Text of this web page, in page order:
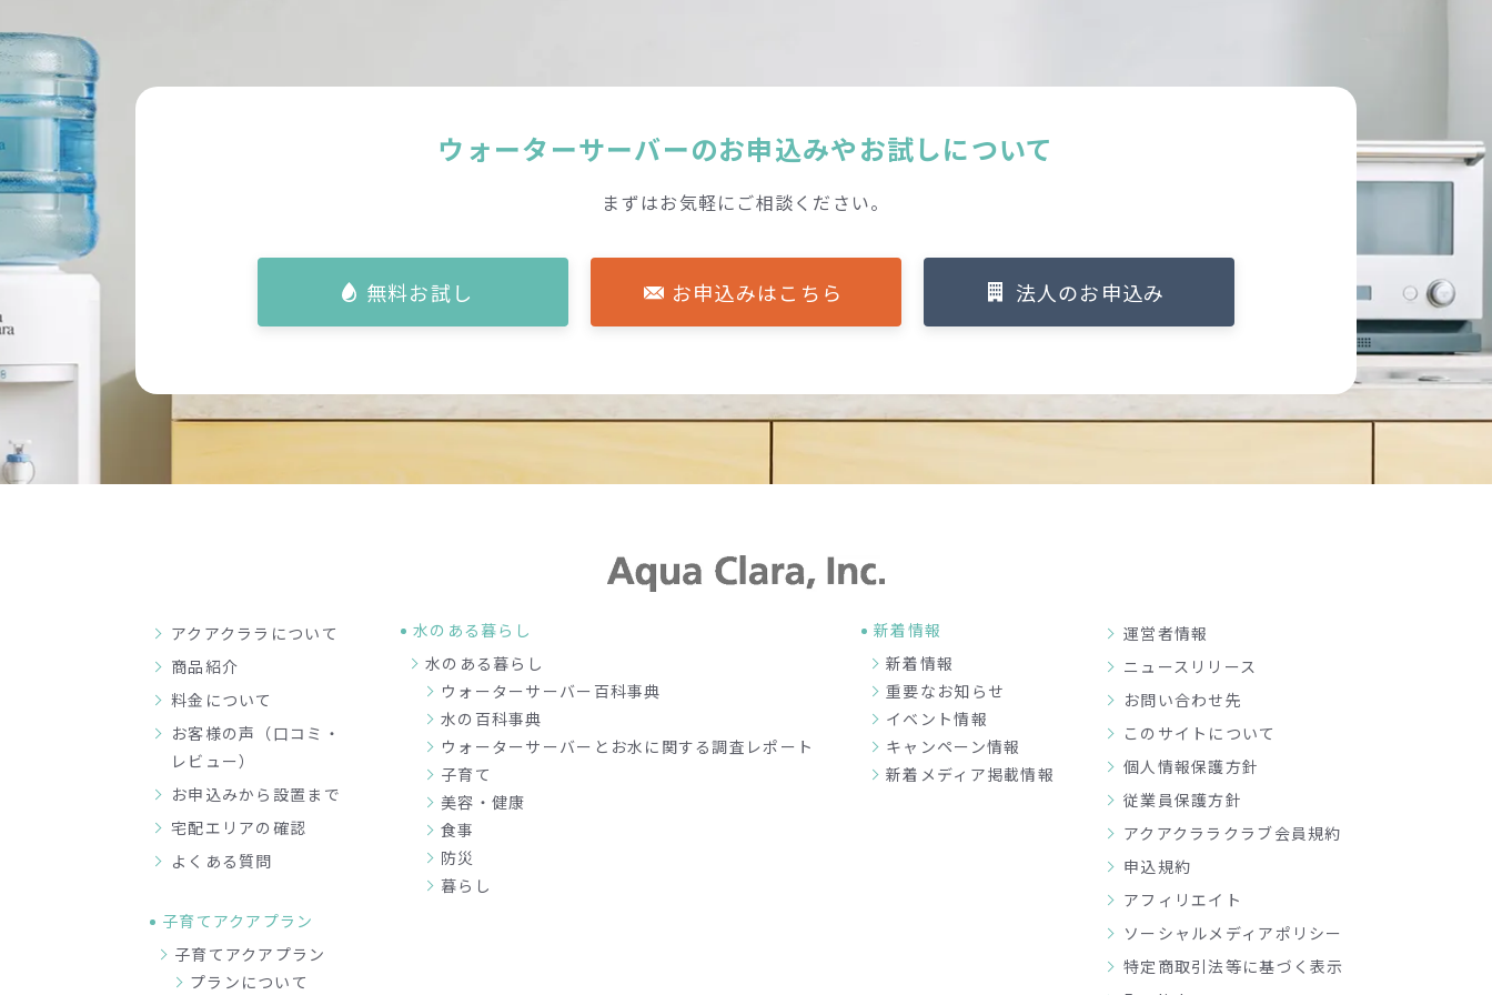
ウォーターサーバーのお申込みやお試しについて
まずはお気軽にご相談ください。
無料お試し お申込みはこちら 法人のお申込み
アクアクララについて
商品紹介
料金について
お客様の声（口コミ・
レビュー）
お申込みから設置まで
宅配エリアの確認
よくある質問
子育てアクアプラン
子育てアクアプラン
プランについて
水のある暮らし
水のある暮らし
ウォーターサーバー百科事典
水の百科事典
ウォーターサーバーとお水に関する調査レポート
子育て
美容・健康
食事
防災
暮らし
新着情報
新着情報
重要なお知らせ
イベント情報
キャンペーン情報
新着メディア掲載情報
運営者情報
ニュースリリース
お問い合わせ先
このサイトについて
個人情報保護方針
従業員保護方針
アクアクララクラブ会員規約
申込規約
アフィリエイト
ソーシャルメディアポリシー
特定商取引法等に基づく表示